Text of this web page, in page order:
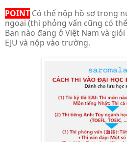
POINT Có thể nộp hồ sơ trong
ngoại (thi phỏng vấn cũng có
Bạn nào đang ở Việt Nam và
EJU và nộp vào trường.